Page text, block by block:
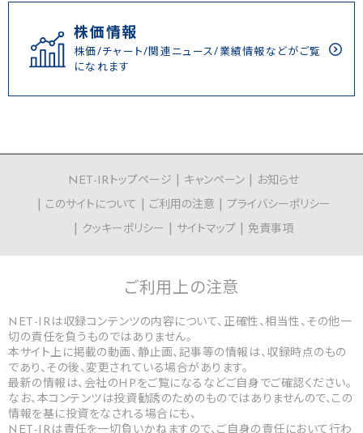
株価情報
株価/チャート/関連ニュース/業績情報などがご覧
になれます
NET-IRトップページ キャンペーン
お知らせ
このサイトについて
ご利用の注意
プライバシーポリシー
クッキーポリシー
サイトマップ 免責事項
ご利用上の注意
NET-IRは収録コンテンツの内容について、正確性、相当性、その他一
切の責任を負うものではありません。
本サイト上に掲載の動画、静止画、記事等の情報は、収録時点のもの
であり、その後、変更されている場合があります。
最新の情報は、会社のHPをご覧になるなどご自身でご確認ください。
なお、本コンテンツは投資勧誘のためのものではありませんので、この
情報を基に投資をなされる場合にも、
NET-IRは責任を一切負いかねますので、ご自身の責任において行わ